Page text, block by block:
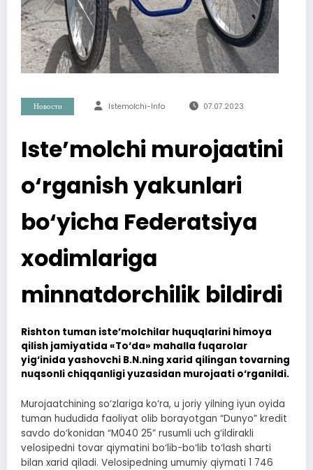
Новости Istemolchi-Info 07.07.2023
Iste’molchi murojaatini
o‘rganish yakunlari
bo‘yicha Federatsiya
xodimlariga
minnatdorchilik bildirdi
Rishton tuman iste’molchilar huquqlarini himoya
qilish jamiyatida «To‘da» mahalla fuqarolar
yig‘inida yashovchi B.N.ning xarid qilingan tovarning
nuqsonli chiqqanligi yuzasidan murojaati o‘rganildi.
Murojaatchining so‘zlariga ko‘ra, u joriy yilning iyun oyida
tuman hududida faoliyat olib borayotgan “Dunyo” kredit
savdo do‘konidan “M040 25” rusumli uch g‘ildirakli
velosipedni tovar qiymatini bo‘lib-bo‘lib to‘lash sharti
bilan xarid qiladi. Velosipedning umumiy qiymati 1 746